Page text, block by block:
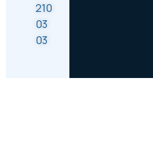
210
03
03